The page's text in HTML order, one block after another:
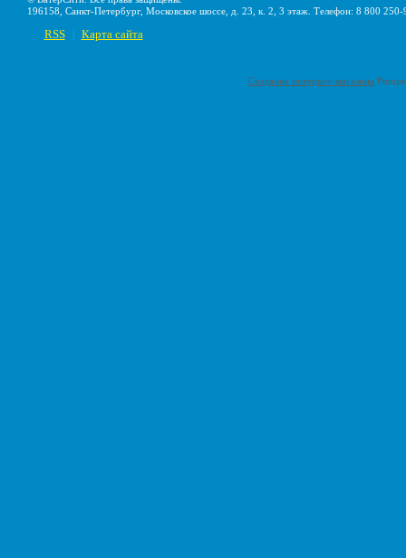
196158, Санкт-Петербург, Московское шоссе, д. 23, к. 2, 3 этаж. Телефон: 8 800
RSS Карта сайта
Создание интернет-магазина